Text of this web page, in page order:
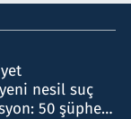
yeni nesil suç
50 şüpheli